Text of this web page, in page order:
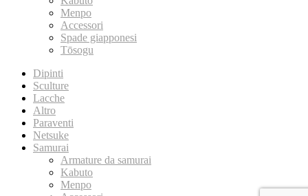
Menpo
Accessori
Spade giapponesi
Tōsogu
Dipinti
Sculture
Lacche
Altro
Paraventi
Netsuke
Samurai
Armature da samurai
Kabuto
Menpo